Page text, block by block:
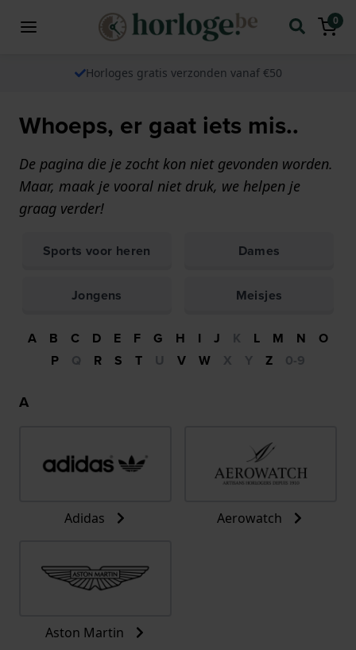
0
Horloges gratis verzonden vanaf €50
Whoeps, er gaat iets mis..
De pagina die je zocht kon niet gevonden worden.
Maar, maak je vooral niet druk, we helpen je
graag verder!
Sports voor heren Dames
Jongens Meisjes
A B C D E F G H I J K L M N
O
P
Q R S T U V W X Y Z 0-9
A
Adidas Aerowatch
Aston Martin